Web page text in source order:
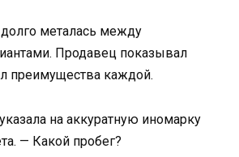
долго металась между
Продавец показывал
преимущества каждой.
на аккуратную иномарку
— Какой пробег?